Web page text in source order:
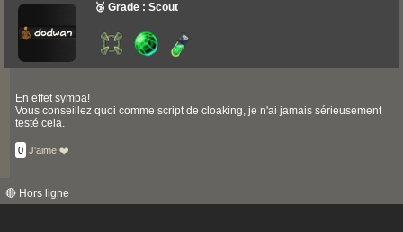
🥉 Grade : Scout
En effet sympa!
Vous conseillez quoi comme script de cloaking, je n'ai jamais sérieusement
testé cela.
0 J'aime ❤️
🔴 Hors ligne